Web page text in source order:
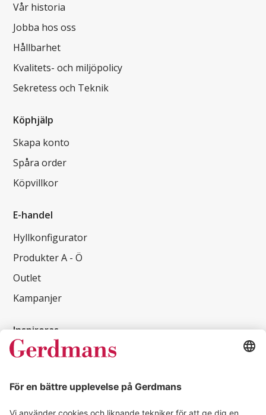
Vår historia
Jobba hos oss
Hållbarhet
Kvalitets- och miljöpolicy
Sekretess och Teknik
Köphjälp
Skapa konto
Spåra order
Köpvillkor
E-handel
Hyllkonfigurator
Produkter A - Ö
Outlet
Kampanjer
Inspireras
Kundcase
Läsvärt